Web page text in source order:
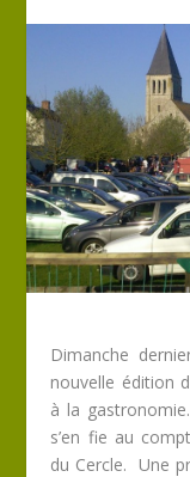
Dimanche
nouvelle édition
à la
s’en fie au
du Cercle. Une